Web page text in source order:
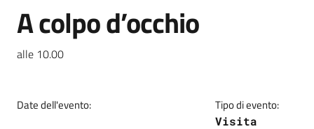
A colpo d’occhio.
alle 10.00.
Date dell'evento: Tipo di evento:
Visita